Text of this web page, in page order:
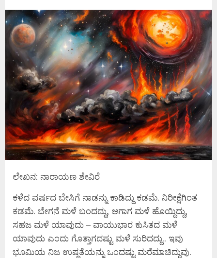
ಲೇಖನ: ನಾರಾಯಣ ಶೇವಿರೆ
ಕಳೆದ ವರ್ಷದ ಬೇಸಿಗೆ ನಾಡನ್ನು ಕಾಡಿದ್ದು ಕಡಮೆ. ನಿರೀಕ್ಷೆಗಿಂತ
ಕಡಮೆ. ಬೇಗನೆ ಮಳೆ ಬಂದದ್ದು, ಆಗಾಗ ಮಳೆ ಹೊಯ್ದಿದ್ದು,
ಸಹಜ ಮಳೆ ಯಾವುದು – ವಾಯುಭಾರ ಕುಸಿತದ ಮಳೆ
ಯಾವುದು ಎಂದು ಗೊತ್ತಾಗದಷ್ಟು ಮಳೆ ಸುರಿದದ್ದು.. ಇವು
ಭೂಮಿಯ ನಿಜ ಉಷ್ಣತೆಯನ್ನು ಒಂದಷ್ಟು ಮರೆಮಾಚಿದ್ದುವು.